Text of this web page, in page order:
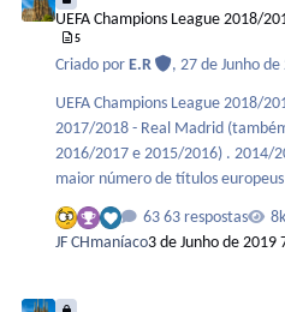
UEFA Champions League 2018/
5
Criado porE.R ,27 de Junho de
UEFA Champions League 2018/2019 Campeões
2017/2018 - Real Madrid
2016/2017 e 2015/2016) . 2014/2015 - Barcelona -- Clubes com
maior número de títulos europeus : . 13 títulos - Real Madrid
títulos - Milan . 5 títulos - Barcelona, Bayern de Munique e Liverpool
-- Alguns clubes já classificados : . Real Madrid . Barcelona . Juventus
Roma . Porto . Benfica . Borussia Dortmund . Schalke 04 . Monaco .
63 respostas
JF CHmaníaco3 de Junho de 2019